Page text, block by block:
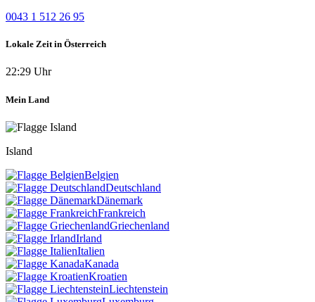
0043 1 512 26 95
Lokale Zeit in Österreich
22:29 Uhr
Mein Land
Island
Belgien
Deutschland
Dänemark
Frankreich
Griechenland
Irland
Italien
Kanada
Kroatien
Liechtenstein